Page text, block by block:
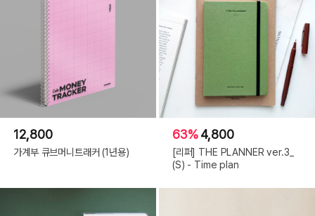
12,800
가계부 큐브머니트래커 (1년용)
63%4,800
[리퍼] THE PLANNER ver.3_
(S) - Time plan